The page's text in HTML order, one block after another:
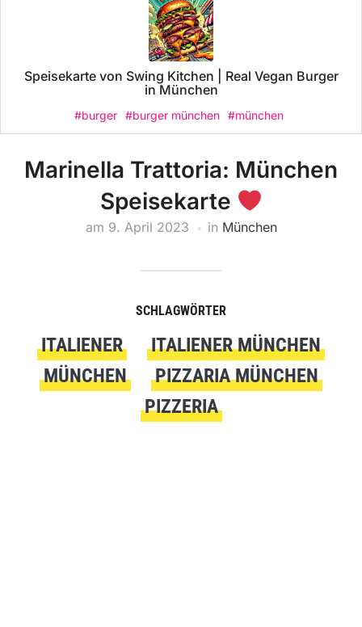
Speisekarte von Swing Kitchen | Real Vegan Burger
in München
#burger #burger münchen #münchen
Marinella Trattoria: München
Speisekarte
am 9. April 2023 in München
SCHLAGWÖRTER
ITALIENER
ITALIENER MÜNCHEN
MÜNCHEN
PIZZARIA MÜNCHEN
PIZZERIA